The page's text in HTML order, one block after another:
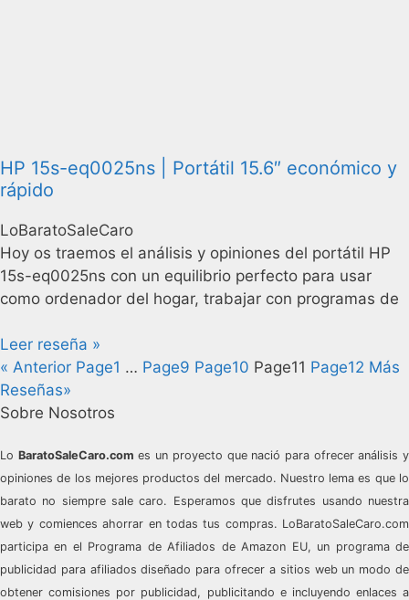
HP 15s-eq0025ns | Portátil 15.6″ económico y
rápido
LoBaratoSaleCaro
Hoy os traemos el análisis y opiniones del portátil HP
15s-eq0025ns con un equilibrio perfecto para usar
como ordenador del hogar, trabajar con programas de
Leer reseña »
« Anterior Page1 … Page9 Page10 Page11 Page12 Más
Reseñas»
Sobre Nosotros
Lo BaratoSaleCaro.com es un proyecto que nació para ofrecer análisis y
opiniones de los mejores productos del mercado. Nuestro lema es que lo
barato no siempre sale caro. Esperamos que disfrutes usando nuestra
web y comiences ahorrar en todas tus compras. LoBaratoSaleCaro.com
participa en el Programa de Afiliados de Amazon EU, un programa de
publicidad para afiliados diseñado para ofrecer a sitios web un modo de
obtener comisiones por publicidad, publicitando e incluyendo enlaces a